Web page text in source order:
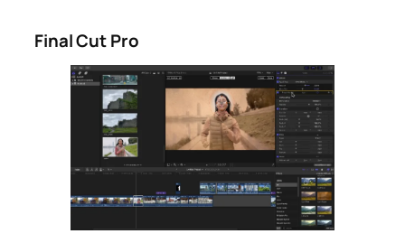
Final Cut Pro